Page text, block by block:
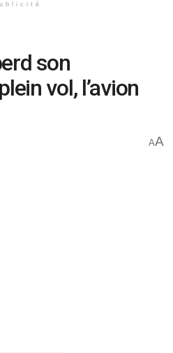
son
vol, l’avion
AA